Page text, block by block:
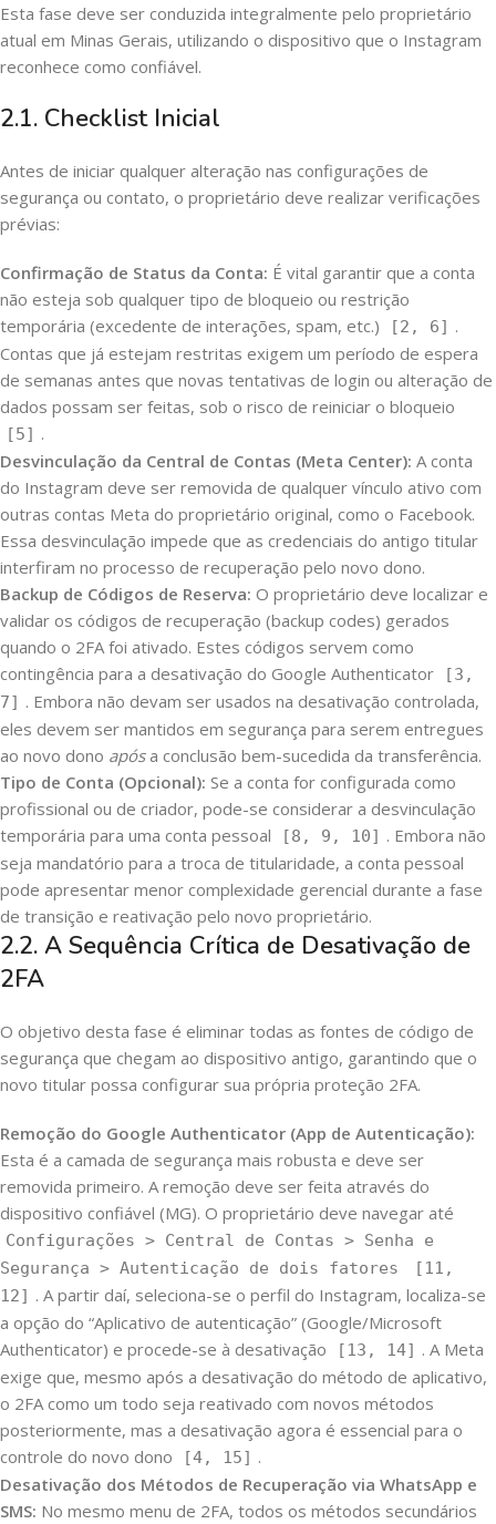
Esta fase deve ser conduzida integralmente pelo proprietário
atual em Minas Gerais, utilizando o dispositivo que o Instagram
reconhece como confiável.
2.1. Checklist Inicial
Antes de iniciar qualquer alteração nas configurações de
segurança ou contato, o proprietário deve realizar verificações
prévias:
Confirmação de Status da Conta: É vital garantir que a conta
não esteja sob qualquer tipo de bloqueio ou restrição
temporária (excedente de interações, spam, etc.)
[2, 6] .
Contas que já estejam restritas exigem um período de espera
de semanas antes que novas tentativas de login ou alteração de
dados possam ser feitas, sob o risco de reiniciar o bloqueio
[5] .
Desvinculação da Central de Contas (Meta Center): A conta
do Instagram deve ser removida de qualquer vínculo ativo com
outras contas Meta do proprietário original, como o Facebook.
Essa desvinculação impede que as credenciais do antigo titular
interfiram no processo de recuperação pelo novo dono.
Backup de Códigos de Reserva: O proprietário deve localizar e
validar os códigos de recuperação (backup codes) gerados
quando o 2FA foi ativado. Estes códigos servem como
contingência para a desativação do Google Authenticator
[3,
7] . Embora não devam ser usados na desativação controlada,
eles devem ser mantidos em segurança para serem entregues
ao novo dono apósa conclusão bem-sucedida da transferência.
Tipo de Conta (Opcional): Se a conta for configurada como
profissional ou de criador, pode-se considerar a desvinculação
temporária para uma conta pessoal
[8, 9, 10] . Embora não
seja mandatório para a troca de titularidade, a conta pessoal
pode apresentar menor complexidade gerencial durante a fase
de transição e reativação pelo novo proprietário.
2.2. A Sequência Crítica de Desativação de
2FA
O objetivo desta fase é eliminar todas as fontes de código de
segurança que chegam ao dispositivo antigo, garantindo que o
novo titular possa configurar sua própria proteção 2FA.
Remoção do Google Authenticator (App de Autenticação):
Esta é a camada de segurança mais robusta e deve ser
removida primeiro. A remoção deve ser feita através do
dispositivo confiável (MG). O proprietário deve navegar até
Configurações > Central de Contas > Senha e
Segurança > Autenticação de dois fatores
[11,
12] . A partir daí, seleciona-se o perfil do Instagram, localiza-se
a opção do “Aplicativo de autenticação” (Google/Microsoft
Authenticator) e procede-se à desativação
[13, 14] . A Meta
exige que, mesmo após a desativação do método de aplicativo,
o 2FA como um todo seja reativado com novos métodos
posteriormente, mas a desativação agora é essencial para o
controle do novo dono
[4, 15] .
Desativação dos Métodos de Recuperação via WhatsApp e
SMS: No mesmo menu de 2FA, todos os métodos secundários